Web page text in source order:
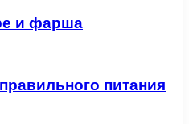
и фарша
питания